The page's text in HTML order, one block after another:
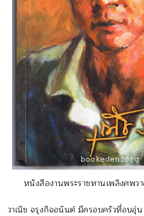
หนังสืองานพระราชทานเพลิงศพ
วาณิช จรุงกิจอนันต์ มีครอบครัวที่อบอุ่